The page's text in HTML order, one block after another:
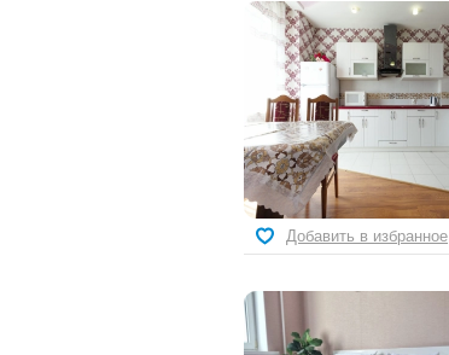
Добавить в избранное